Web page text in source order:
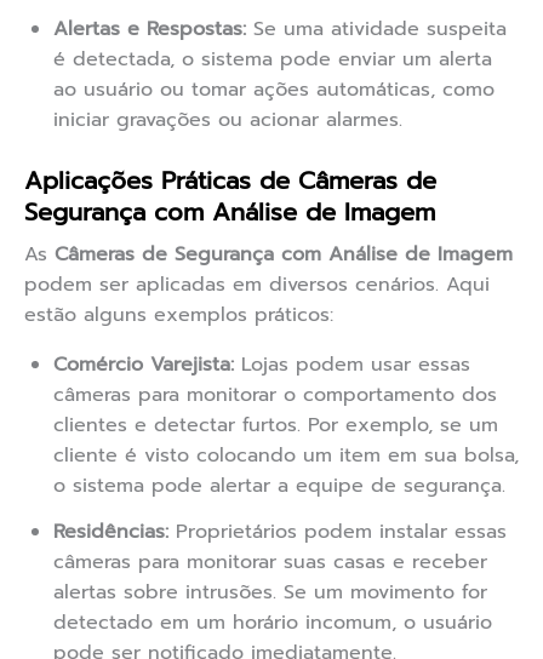
Alertas e Respostas: Se uma atividade suspeita
é detectada, o sistema pode enviar um alerta
ao usuário ou tomar ações automáticas, como
iniciar gravações ou acionar alarmes.
Aplicações Práticas de Câmeras de
Segurança com Análise de Imagem
As Câmeras de Segurança com Análise de Imagem
podem ser aplicadas em diversos cenários. Aqui
estão alguns exemplos práticos:
Comércio Varejista: Lojas podem usar essas
câmeras para monitorar o comportamento dos
clientes e detectar furtos. Por exemplo, se um
cliente é visto colocando um item em sua bolsa,
o sistema pode alertar a equipe de segurança.
Residências: Proprietários podem instalar essas
câmeras para monitorar suas casas e receber
alertas sobre intrusões. Se um movimento for
detectado em um horário incomum, o usuário
pode ser notificado imediatamente.